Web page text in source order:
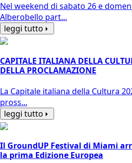
Nel weekend di sabato 26 e
Alberobello part...
leggi tutto
CAPITALE ITALIANA DELLA
DELLA PROCLAMAZIONE
La Capitale italiana della Cultura
pross...
leggi tutto
Il GroundUP Festival di Miami
la prima Edizione Europea